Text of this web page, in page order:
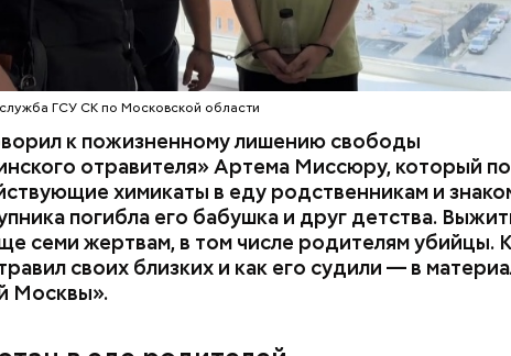
пьяного
День шампанского: какие
ГСУ СК по Московской области
к пожизненному лишению свободы
отравителя» Артема Миссюру, который
химикаты в еду родственникам и
погибла его бабушка и друг детства.
семи жертвам, в том числе родителям убийцы.
своих близких и как его судили — в
Москвы».